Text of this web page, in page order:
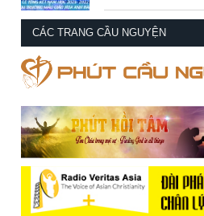
CÁC TRANG CẦU NGUYỆN